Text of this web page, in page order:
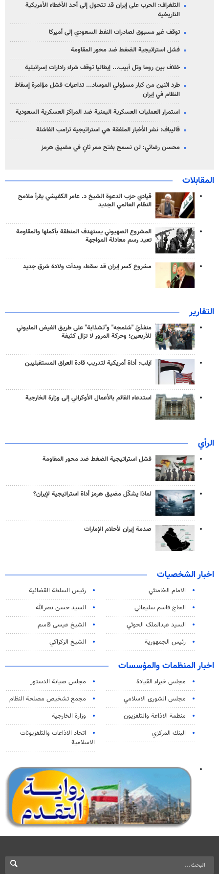
التلغراف: الحرب على إيران قد تتحول إلى أحد الأخطاء الأمريكية
التاريخية
توقف غير مسبوق لصادرات النفط السعودي إلى أميركا
فشل استراتيجية الضغط ضد محور المقاومة
خلاف بين روما وتل أبيب... إيطاليا توقف شراء رادارات إسرائيلية
طرد اثنين من كبار مسؤولي الموساد... تداعيات فشل مؤامرة إسقاط
النظام في إيران
استمرار العمليات العسكرية اليمنية ضد المراكز العسكرية السعودية
قاليباف: نشر الأخبار الملفقة هي استراتيجية ترامب الفاشلة
محسن رضائي: لن نسمح بفتح ممر ثانٍ في مضيق هرمز
المقابلات
قيادي حزب الدعوة الشيخ د. عامر الكفيشي يقرأ ملامح
النظام العالمي الجديد
المشروع الصهيوني يستهدف المنطقة بأكملها والمقاومة
تعيد رسم معادلة المواجهة
مشروع كسر إيران قد سقط، وبدأت ولادة شرق جديد
التقارير
منفذَيّ "شلمجه" و"تشذابة" على طريق الفيض المليوني
للأربعين؛ وحركة المرور لا تزال كثيفة
آيلب: أداة أمريكية لتدريب قادة العراق المستقبليين
استدعاء القائم بالأعمال الأوكراني إلى وزارة الخارجية
الرأي
فشل استراتيجية الضغط ضد محور المقاومة
لماذا يشكّل مضيق هرمز أداة استراتيجية لإيران؟
صدمة إيران لأحلام الإمارات
اخبار الشخصيات
الامام الخامنئي
رئیس السلطة القضائیة
الحاج قاسم سليماني
السيد حسن نصرالله
السید عبدالملک الحوثي
الشيخ عيسى قاسم
رئيس الجمهورية
الشيخ الزكزاكي
اخبار المنظمات والمؤسسات
مجلس خبراء القيادة
مجلس صيانة الدستور
مجلس الشورى الاسلامي
مجمع تشخيص مصلحة النظام
منظمة الاذاعة والتلفزیون
وزارة الخارجية
البنك المركزي
اتحاد الاذاعات والتلفزيونات
الاسلامية